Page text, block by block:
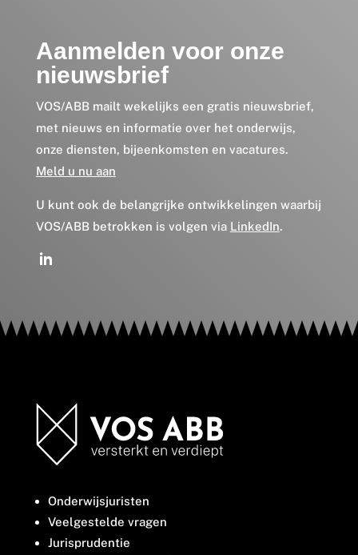
Aanmelden voor onze
nieuwsbrief
VOS/ABB mailt wekelijks een gratis nieuwsbrief,
met nieuws en informatie over het onderwijs,
onze diensten, bijeenkomsten en vacatures.
Meld u nu aan
U kunt ook de belangrijke ontwikkelingen waarbij
VOS/ABB betrokken is volgen via LinkedIn.
Onderwijsjuristen
Veelgestelde vragen
Jurisprudentie